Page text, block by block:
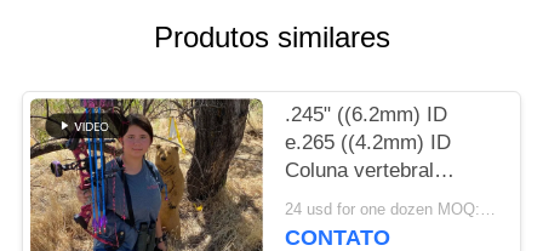
POLÍTICA
DE
PRIVACIDADE
Produtos similares
.245" ((6.2mm) ID
e.265 ((4.2mm) ID
Coluna vertebral
500/600/700/800/900/1000
com 2" Vanas e penas
24 usd for one dozen MOQ:2 dúzias
CONTATO